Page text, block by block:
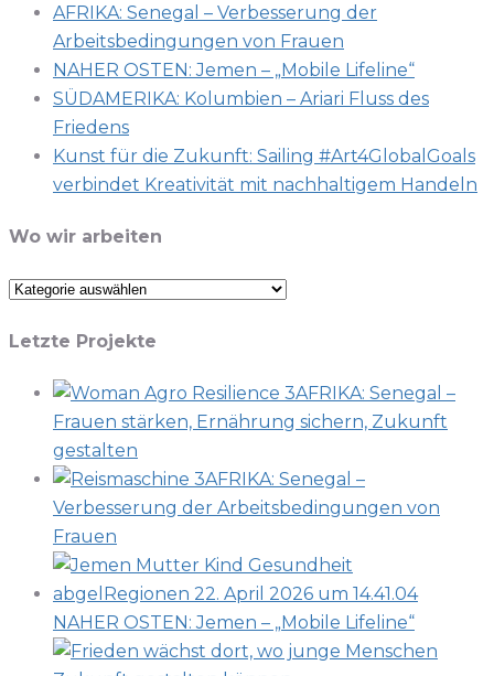
AFRIKA: Senegal – Verbesserung der
Arbeitsbedingungen von Frauen
NAHER OSTEN: Jemen – „Mobile Lifeline“
SÜDAMERIKA: Kolumbien – Ariari Fluss des
Friedens
Kunst für die Zukunft: Sailing #Art4GlobalGoals
verbindet Kreativität mit nachhaltigem Handeln
Wo wir arbeiten
Wo
arbeiten
Letzte Projekte
AFRIKA: Senegal –
Frauen stärken, Ernährung sichern, Zukunft
gestalten
AFRIKA: Senegal –
Verbesserung der Arbeitsbedingungen von
Frauen
NAHER OSTEN: Jemen – „Mobile Lifeline“